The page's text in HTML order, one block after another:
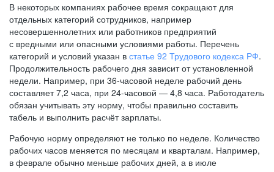
В некоторых компаниях рабочее время сокращают для
отдельных категорий сотрудников, например
несовершеннолетних или работников предприятий
с вредными или опасными условиями работы. Перечень
категорий и условий указан в статье 92 Трудового кодекса РФ.
Продолжительность рабочего дня зависит от установленной
недели. Например, при 36-часовой неделе рабочий день
составляет 7,2 часа, при 24-часовой — 4,8 часа. Работодатель
обязан учитывать эту норму, чтобы правильно составить
табель и выполнить расчёт зарплаты.
Рабочую норму определяют не только по неделе. Количество
рабочих часов меняется по месяцам и кварталам. Например,
в феврале обычно меньше рабочих дней, а в июле